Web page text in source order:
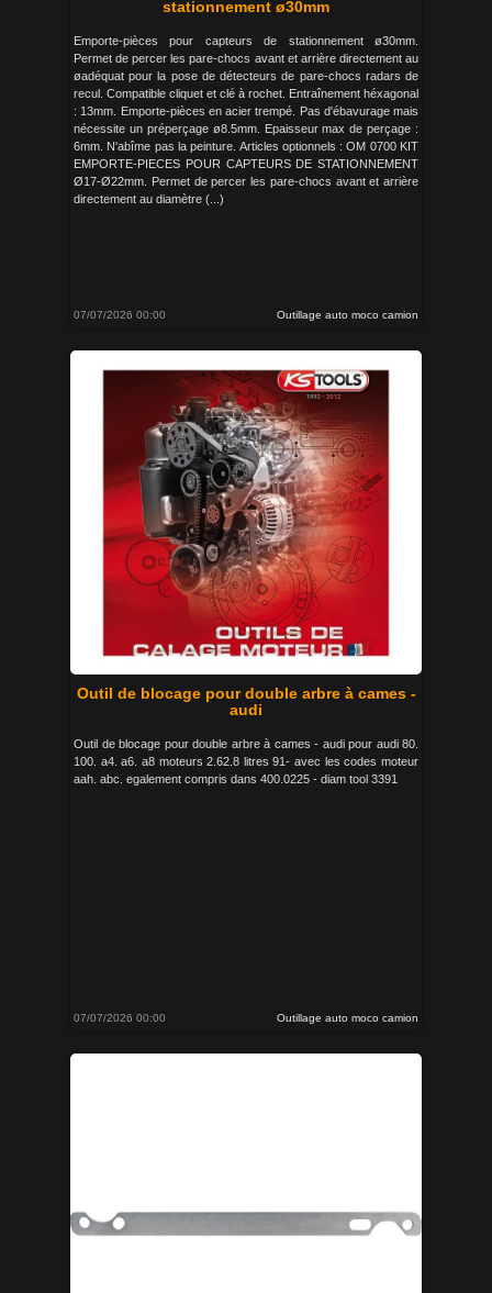
stationnement ø30mm
Emporte-pièces pour capteurs de stationnement ø30mm.
Permet de percer les pare-chocs avant et arrière directement au
øadéquat pour la pose de détecteurs de pare-chocs radars de
recul. Compatible cliquet et clé à rochet. Entraînement héxagonal
: 13mm. Emporte-pièces en acier trempé. Pas d'ébavurage mais
nécessite un préperçage ø8.5mm. Epaisseur max de perçage :
6mm. N'abîme pas la peinture. Articles optionnels : OM 0700 KIT
EMPORTE-PIECES POUR CAPTEURS DE STATIONNEMENT
Ø17-Ø22mm. Permet de percer les pare-chocs avant et arrière
directement au diamètre (...)
07/07/2026 00:00 Outillage auto moco camion
Outil de blocage pour double arbre à cames -
audi
Outil de blocage pour double arbre à cames - audi pour audi 80.
100. a4. a6. a8 moteurs 2.62.8 litres 91- avec les codes moteur
aah. abc. egalement compris dans 400.0225 - diam tool 3391
07/07/2026 00:00 Outillage auto moco camion